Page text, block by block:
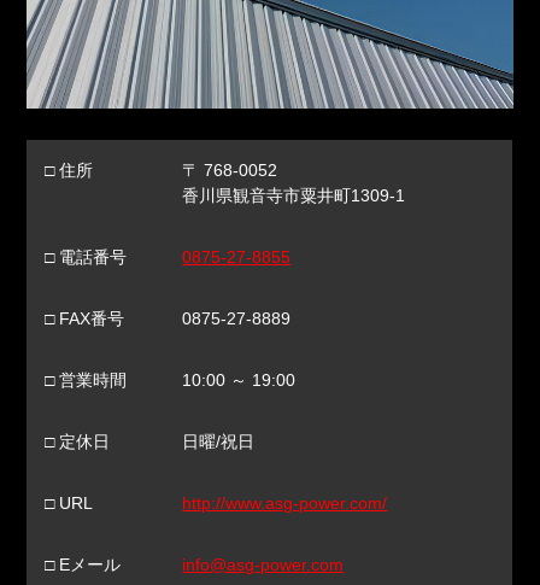
□ 住所
〒 768-0052
香川県観音寺市粟井町1309-1
□ 電話番号 0875-27-8855
□ FAX番号 0875-27-8889
□ 営業時間 10:00 ～ 19:00
□ 定休日 日曜/祝日
□ URL http://www.asg-power.com/
□ Eメール info@asg-power.com